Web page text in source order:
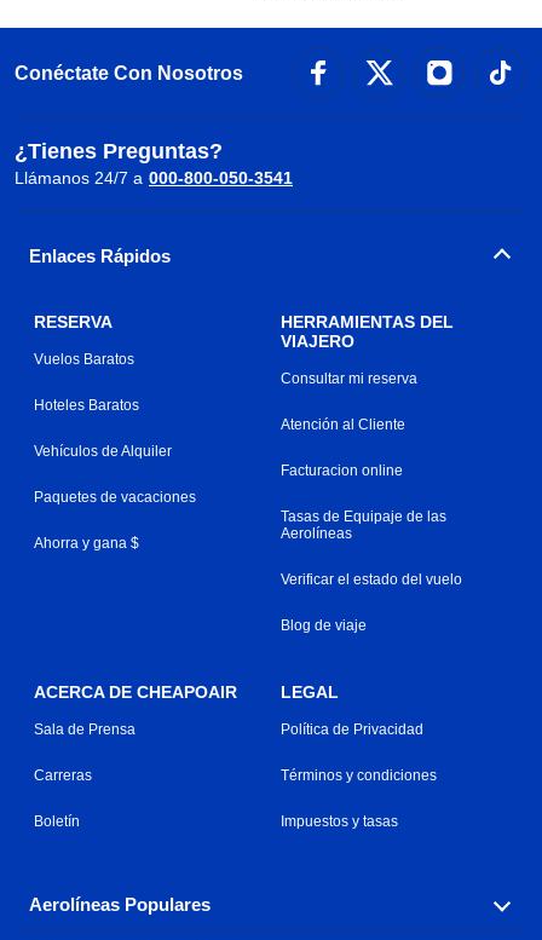
Conéctate Con Nosotros
¿Tienes Preguntas?
Llámanos 24/7 a 000-800-050-3541
Enlaces Rápidos
RESERVA
Vuelos Baratos
Hoteles Baratos
Vehículos de Alquiler
Paquetes de vacaciones
Ahorra y gana $
HERRAMIENTAS DEL
VIAJERO
Consultar mi reserva
Atención al Cliente
Facturacion online
Tasas de Equipaje de las
Aerolíneas
Verificar el estado del vuelo
Blog de viaje
ACERCA DE CHEAPOAIR
Sala de Prensa
Carreras
Boletín
LEGAL
Política de Privacidad
Términos y condiciones
Impuestos y tasas
Aerolíneas Populares